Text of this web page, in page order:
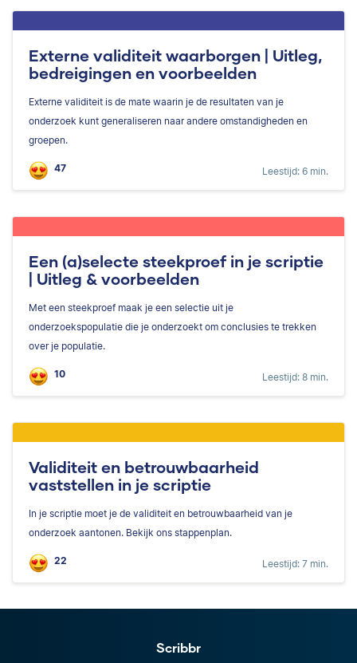
Externe validiteit waarborgen | Uitleg,
bedreigingen en voorbeelden
Externe validiteit is de mate waarin je de resultaten van je
onderzoek kunt generaliseren naar andere omstandigheden en
groepen.
47 Leestijd: 6 min.
Een (a)selecte steekproef in je scriptie
| Uitleg & voorbeelden
Met een steekproef maak je een selectie uit je
onderzoekspopulatie die je onderzoekt om conclusies te trekken
over je populatie.
10 Leestijd: 8 min.
Validiteit en betrouwbaarheid
vaststellen in je scriptie
In je scriptie moet je de validiteit en betrouwbaarheid van je
onderzoek aantonen. Bekijk ons stappenplan.
22 Leestijd: 7 min.
Scribbr